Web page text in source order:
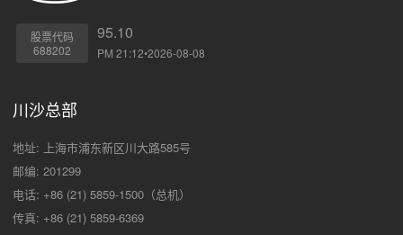
股票代码
688202
95.10
PM 21:12•2026-08-08
川沙总部
地址: 上海市浦东新区川大路585号
邮编: 201299
电话: +86 (21) 5859-1500（总机）
传真: +86 (21) 5859-6369